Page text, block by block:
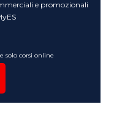
e promozionali
solo corsi online